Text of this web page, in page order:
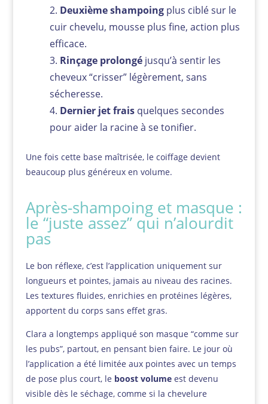
Deuxième shampoingplus ciblé sur le
cuir chevelu, mousse plus fine, action plus
efficace.
Rinçage prolongéjusqu’à sentir les
cheveux “crisser” légèrement, sans
sécheresse.
Dernier jet fraisquelques secondes
pour aider la racine à se tonifier.
Une fois cette base maîtrisée, le coiffage devient
beaucoup plus généreux en volume.
Après-shampoing et masque :
le “juste assez” qui n’alourdit
pas
Le bon réflexe, c’est l’application uniquement sur
longueurs et pointes, jamais au niveau des racines.
Les textures fluides, enrichies en protéines légères,
apportent du corps sans effet gras.
Clara a longtemps appliqué son masque “comme sur
les pubs”, partout, en pensant bien faire. Le jour où
l’application a été limitée aux pointes avec un temps
de pose plus court, le boost volumeest devenu
visible dès le séchage, comme si la chevelure